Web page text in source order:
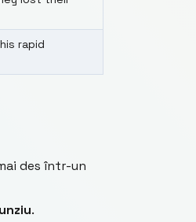
rapid
des într-un
.